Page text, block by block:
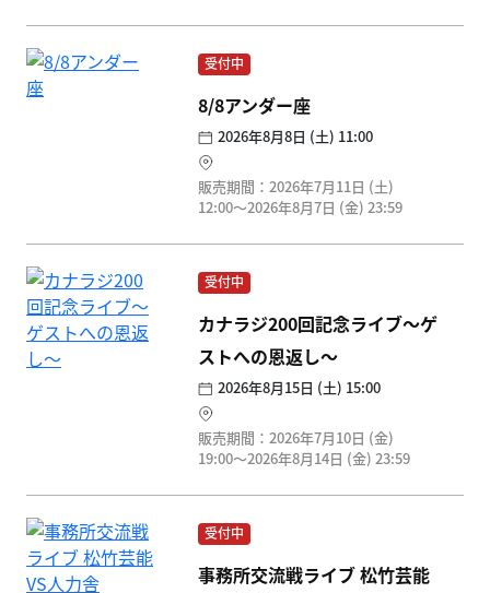
受付中
8/8アンダー座
2026年8月8日 (土) 11:00
販売期間：2026年7月11日 (土)
12:00〜2026年8月7日 (金) 23:59
受付中
カナラジ200回記念ライブ〜ゲ
ストへの恩返し〜
2026年8月15日 (土) 15:00
販売期間：2026年7月10日 (金)
19:00〜2026年8月14日 (金) 23:59
受付中
事務所交流戦ライブ 松竹芸能